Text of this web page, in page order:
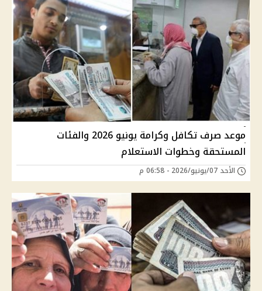
موعد صرف تكافل وكرامة يونيو 2026 والفئات
المستحقة وخطوات الاستعلام
الأحد 07/يونيو/2026 - 06:58 م